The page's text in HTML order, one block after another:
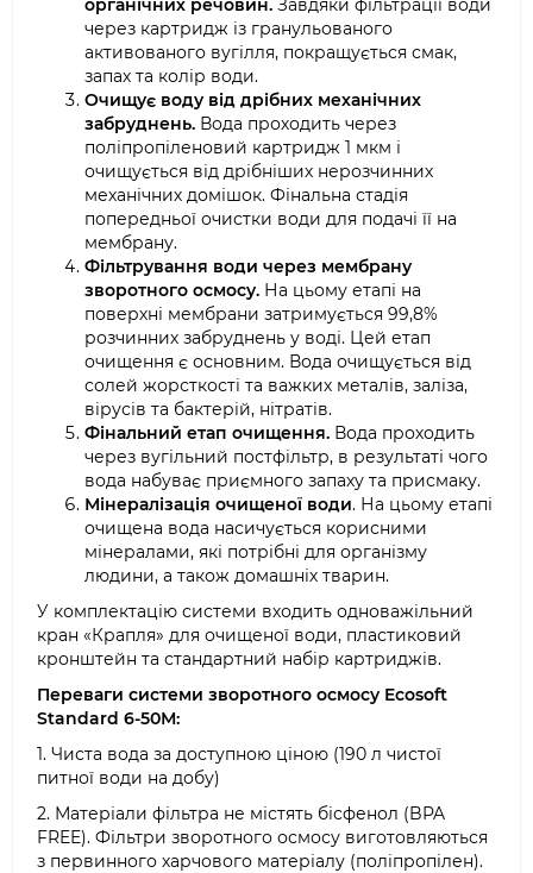
органічних речовин. Завдяки фільтрації води
через картридж із гранульованого
активованого вугілля, покращується смак,
запах та колір води.
Очищує воду від дрібних механічних
забруднень. Вода проходить через
поліпропіленовий картридж 1 мкм і
очищується від дрібніших нерозчинних
механічних домішок. Фінальна стадія
попередньої очистки води для подачі її на
мембрану.
Фільтрування води через мембрану
зворотного осмосу. На цьому етапі на
поверхні мембрани затримується 99,8%
розчинних забруднень у воді. Цей етап
очищення є основним. Вода очищується від
солей жорсткості та важких металів, заліза,
вірусів та бактерій, нітратів.
Фінальний етап очищення. Вода проходить
через вугільний постфільтр, в результаті чого
вода набуває приємного запаху та присмаку.
Мінералізація очищеної води. На цьому етапі
очищена вода насичується корисними
мінералами, які потрібні для організму
людини, а також домашніх тварин.
У комплектацію системи входить одноважільний
кран «Крапля» для очищеної води, пластиковий
кронштейн та стандартний набір картриджів.
Переваги системи зворотного осмосу Ecosoft
Standard 6-50М:
1. Чиста вода за доступною ціною (190 л чистої
питної води на добу)
2. Матеріали фільтра не містять бісфенол (BPA
FREE). Фільтри зворотного осмосу виготовляються
з первинного харчового матеріалу (поліпропілен).